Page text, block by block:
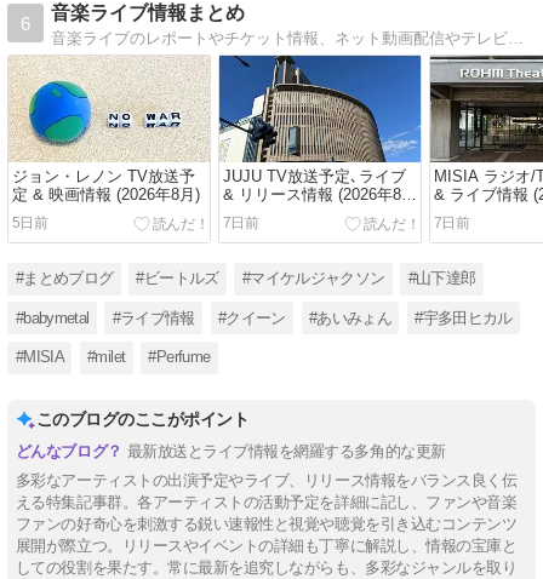
6
音楽ライブ情報まとめ
音楽ライブのレポートやチケット情報、ネット動画配信やテレビ放送予定についてのまとめブログです。
ジョン・レノン TV放送予
定 & 映画情報 (2026年8月)
5日前
JUJU TV放送予定､ライブ
& リリース情報 (2026年8
7日前
MISIA ラジオ/
& ライブ情報
7日前
#まとめブログ #ビートルズ #マイケルジャクソン #山下達郎
#babymetal #ライブ情報 #クイーン #あいみょん #宇多田ヒカル
#MISIA #milet #Perfume
このブログのここがポイント
最新放送とライブ情報を網羅する多角的な更新
多彩なアーティストの出演予定やライブ、リリース情報をバランス良く伝
える特集記事群。各アーティストの活動予定を詳細に記し、ファンや音楽
ファンの好奇心を刺激する鋭い速報性と視覚や聴覚を引き込むコンテンツ
展開が際立つ。リリースやイベントの詳細も丁寧に解説し、情報の宝庫と
しての役割を果たす。常に最新を追究しながらも、多彩なジャンルを取り